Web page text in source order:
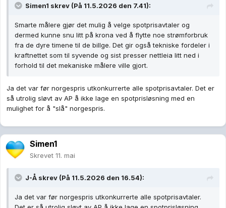
Simen1 skrev (På 11.5.2026 den 7.41):
Smarte målere gjør det mulig å velge spotprisavtaler og
dermed kunne snu litt på krona ved å flytte noe strømforbruk
fra de dyre timene til de billge. Det gir også tekniske fordeler i
kraftnettet som til syvende og sist presser nettleia litt ned i
forhold til det mekaniske målere ville gjort.
Ja det var før norgespris utkonkurrerte alle spotprisavtaler. Det er
så utrolig sløvt av AP å ikke lage en spotprisløsning med en
mulighet for å "slå" norgespris.
Simen1
Skrevet 11. mai
J-Å skrev (På 11.5.2026 den 16.54):
Ja det var før norgespris utkonkurrerte alle spotprisavtaler.